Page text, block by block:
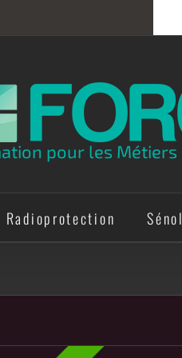
pour les Métiers
Radioprotection